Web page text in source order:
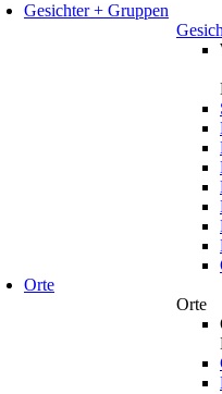
Gesichter + Gruppen
Orte
Orte